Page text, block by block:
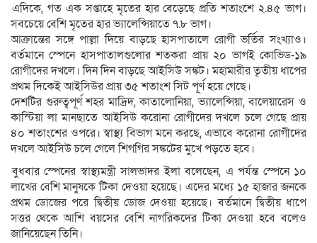
এদিকে, গত এক সপ্তাহে মৃতের হার বেড়েছে প্রতি শতাংশে ২.৪৫ ভাগ।
সবচেয়ে বেশি মৃতের হার ভ্যালেন্সিয়াতে ৭.৮ ভাগ।
আক্রান্তের সঙ্গে পাল্লা দিয়ে বাড়ছে হাসপাতালে রোগী ভর্তির সংখ্যাও।
বর্তমানে স্পেনে হাসপাতালগুলোর শতকরা প্রায় ২০ ভাগই কোভিড-১৯
রোগীদের দখলে। দিন দিন বাড়ছে আইসিউ সঙ্কট। মহামারীর তৃতীয় ধাপের
প্রথম দিকেই আইসিউর প্রায় ৩৫ শতাংশ সিট পূর্ণ হয়ে গেছে।
দেশটির গুরুত্বপূর্ণ শহর মাদ্রিদ, কাতালোনিয়া, ভ্যালেন্সিয়া, বালেয়ারেস ও
কাস্টিয়া লা মানছাতে আইসিউ করোনা রোগীদের দখলে চলে গেছে প্রায়
৪০ শতাংশের ওপরে। স্বাস্থ্য বিভাগ মনে করছে, এভাবে করোনা রোগীদের
দখলে আইসিউ চলে গেলে শিগগির সঙ্কটের মুখে পড়তে হবে।
বুধবার স্পেনের স্বাস্থ্যমন্ত্রী সালভাদর ইলা বলেছেন, এ পর্যন্ত স্পেনে ১০
লাখের বেশি মানুষকে টিকা দেওয়া হয়েছে। এদের মধ্যে ১৫ হাজার জনকে
প্রথম ডোজের পরে দ্বিতীয় ডোজ দেওয়া হয়েছে। বর্তমানে দ্বিতীয় ধাপে
সত্তর থেকে আশি বয়সের বেশি নাগরিকদের টিকা দেওয়া হবে বলেও
জানিয়েছেন তিনি।